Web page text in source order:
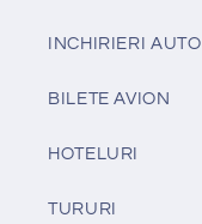
INCHIRIERI AUTO
BILETE AVION
HOTELURI
TURURI